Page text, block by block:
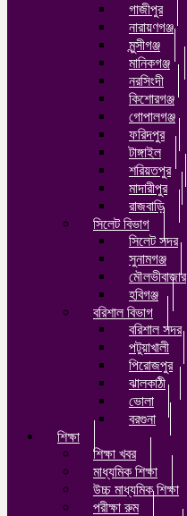
গাজীপুর
নারায়ণগঞ্জ
মুন্সীগঞ্জ
মানিকগঞ্জ
নরসিংদী
কিশোরগঞ্জ
গোপালগঞ্জ
ফরিদপুর
টাঙ্গাইল
শরিয়তপুর
মাদারীপুর
রাজবাড়ি
সিলেট বিভাগ
সিলেট সদর
সুনামগঞ্জ
মৌলভীবাজার
হবিগঞ্জ
বরিশাল বিভাগ
বরিশাল সদর
পটুয়াখালী
পিরোজপুর
ঝালকাঠী
ভোলা
বরগুনা
শিক্ষা
শিক্ষা খবর
মাধ্যমিক শিক্ষা
উচ্চ মাধ্যমিক শিক্ষা
পরীক্ষা রুম